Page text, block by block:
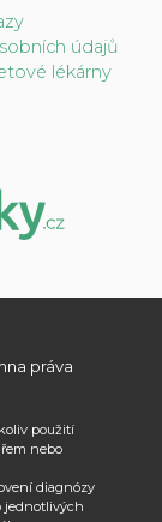
údajů
lékárny
práva
použití
nebo
diagnózy
jednotlivých